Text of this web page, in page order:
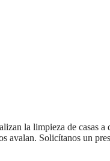
la limpieza de
avalan. Solicítanos un